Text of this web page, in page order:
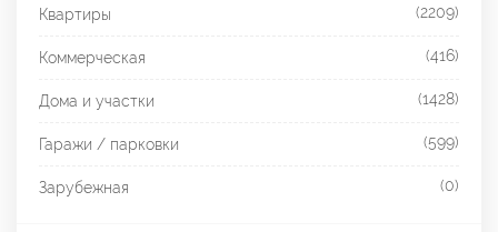
Квартиры (2209)
Коммерческая (416)
Дома и участки (1428)
Гаражи / парковки (599)
Зарубежная (0)